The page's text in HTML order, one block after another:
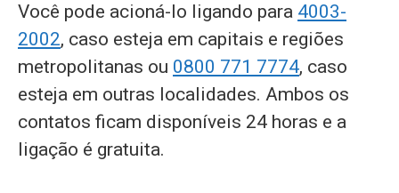
Você pode acioná-lo ligando para 4003-
2002, caso esteja em capitais e regiões
metropolitanas ou 0800 771 7774, caso
esteja em outras localidades. Ambos os
contatos ficam disponíveis 24 horas e a
ligação é gratuita.